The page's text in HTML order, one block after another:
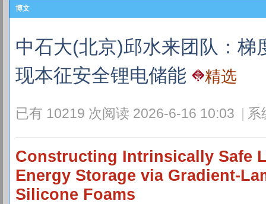
博文
中石大(北京)邱水来团队：梯
现本征安全锂电储能
精选
已有 10219 次阅读 2026-6-16 10:03 系
Constructing Intrinsically Safe
Energy Storage via Gradient-
Silicone Foams